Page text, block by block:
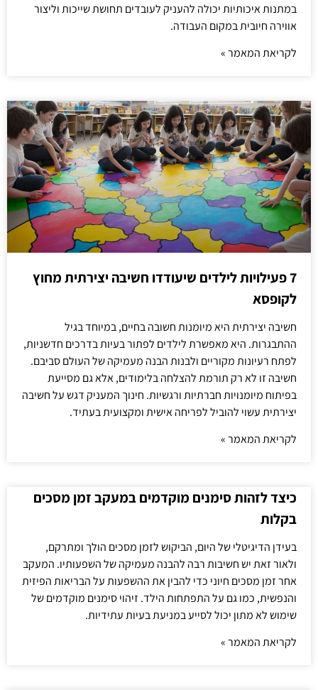
במתנות איכותיות יכולה להעניק לעובדים תחושת שייכות וליצור
אווירה חיובית במקום העבודה.
לקריאת המאמר »
7 פעילויות לילדים שיעודדו חשיבה יצירתית מחוץ
לקופסא
חשיבה יצירתית היא מיומנות חשובה בחיים, במיוחד בגיל
ההתבגרות. היא מאפשרת לילדים לפתור בעיות בדרכים חדשניות,
לפתח רעיונות מקוריים ולבנות הבנה מעמיקה של העולם סביבם.
חשיבה זו לא רק תורמת להצלחה בלימודים, אלא גם מסייעת
בפיתוח מיומנויות חברתיות ורגשיות. חינוך המעניק דגש על חשיבה
יצירתית עשוי להוביל לפריחה אישית ומקצועית בעתיד.
לקריאת המאמר »
כיצד לזהות סימנים מוקדמים במעקב זמן מסכים
בקלות
בעידן הדיגיטלי של היום, הביקוש לזמן מסכים הולך ומתרקם,
ולאור זאת יש חשיבות רבה להבנה מעמיקה של השפעותיו. המעקב
אחר זמן מסכים חיוני כדי להבין את ההשפעות על הבריאות הפיזית
והנפשית, כמו גם על התפתחות הילד. זיהוי סימנים מוקדמים של
שימוש לא מתון יכול לסייע במניעת בעיות עתידיות.
לקריאת המאמר »